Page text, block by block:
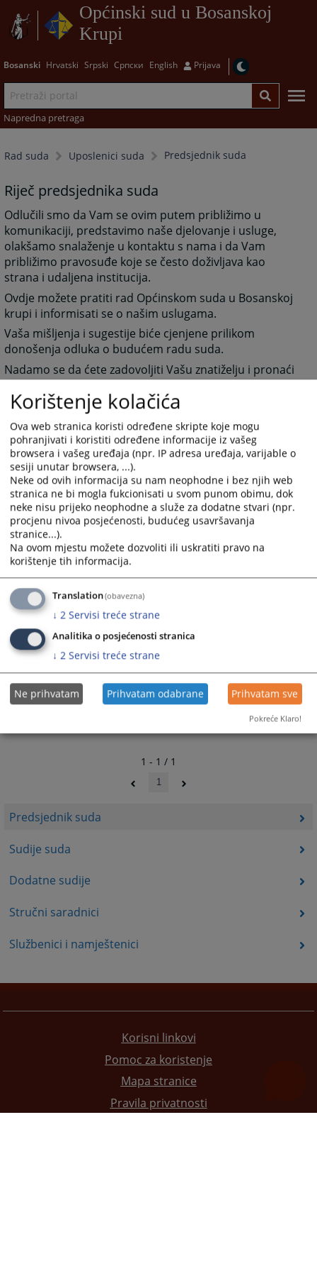
Općinski sud u Bosanskoj
Krupi
Bosanski Hrvatski Srpski Српски English Prijava
Napredna pretraga
Rad suda Uposlenici suda Predsjednik suda
Predsjednik suda
Sudije suda
Dodatne sudije
Stručni saradnici
Službenici i namještenici
Riječ predsjednika suda
Odlučili smo da Vam se ovim putem približimo u
komunikaciji, predstavimo naše djelovanje i usluge,
olakšamo snalaženje u kontaktu s nama i da Vam
približimo pravosuđe koje se često doživljava kao
strana i udaljena institucija.
Ovdje možete pratiti rad Općinskom suda u Bosanskoj
krupi i informisati se o našim uslugama.
Vaša mišljenja i sugestije biće cjenjene prilikom
donošenja odluka o budućem radu suda.
Nadamo se da ćete zadovoljiti Vašu znatiželju i pronaći
potrebne informacije, te dobiti potpuniju sliku o našim
uslugama.
V.D. PREDSJEDNIK SUDA
EMIR PUŠKAR
4412PREGLEDA
1 - 1 / 1
1
Korisni linkovi
Pomoc za koristenje
Mapa stranice
Pravila privatnosti
Korištenje kolačića
Ova web stranica koristi određene skripte koje mogu
pohranjivati i koristiti određene informacije iz vašeg
browsera i vašeg uređaja (npr. IP adresa uređaja, varijable o
sesiji unutar browsera, ...).
Neke od ovih informacija su nam neophodne i bez njih web
stranica ne bi mogla fukcionisati u svom punom obimu, dok
neke nisu prijeko neophodne a služe za dodatne stvari (npr.
procjenu nivoa posjećenosti, budućeg usavršavanja
stranice...).
Na ovom mjestu možete dozvoliti ili uskratiti pravo na
korištenje tih informacija.
Translation(obavezna)
↓ 2 Servisi treće strane
Analitika o posjećenosti stranica
↓ 2 Servisi treće strane
Ne prihvatam Prihvatam odabrane Prihvatam sve
Pokreće Klaro!